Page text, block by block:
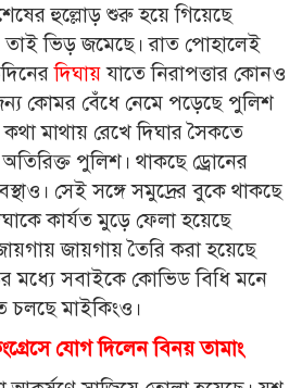
হুল্লোড় শুরু হয়ে গিয়েছে
তাই ভিড় জমেছে। রাত পোহালেই
দিঘায়যাতে নিরাপত্তার কোনও
কোমর বেঁধে নেমে পড়েছে পুলিশ
কথা মাথায় রেখে দিঘার সৈকতে
পুলিশ। থাকছে ড্রোনের
সেই সঙ্গে সমুদ্রের বুকে থাকছে
কার্যত মুড়ে ফেলা হয়েছে
জায়গায় তৈরি করা হয়েছে
মধ্যে সবাইকে কোভিড বিধি মনে
চলছে মাইকিংও।
যোগ দিলেন বিনয় তামাং